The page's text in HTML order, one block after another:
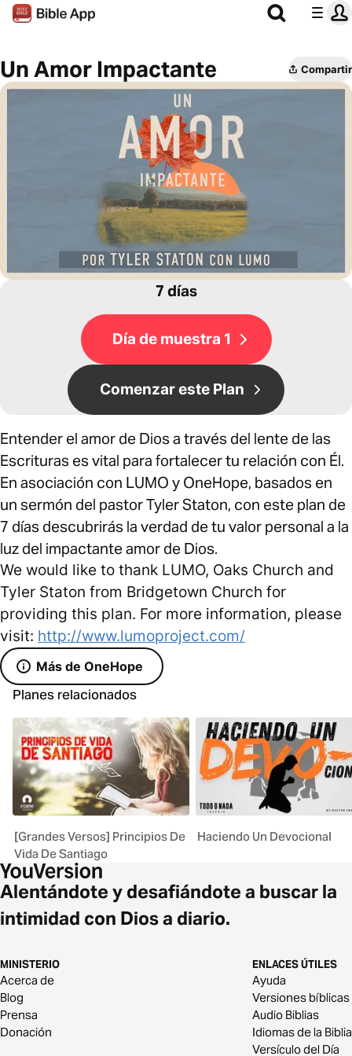
Un Amor Impactante Compartir
7 días
Día de muestra 1
Comenzar este Plan
Entender el amor de Dios a través del lente de las
Escrituras es vital para fortalecer tu relación con Él.
En asociación con LUMO y OneHope, basados en
un sermón del pastor Tyler Staton, con este plan de
7 días descubrirás la verdad de tu valor personal a la
luz del impactante amor de Dios.
We would like to thank LUMO, Oaks Church and
Tyler Staton from Bridgetown Church for
providing this plan. For more information, please
visit: http://www.lumoproject.com/
Más de OneHope
Planes relacionados
[Grandes Versos] Principios De
Vida De Santiago
Haciendo Un Devocional
Alentándote y desafiándote a buscar la
intimidad con Dios a diario.
MINISTERIO
Acerca de
Blog
Prensa
Donación
ENLACES ÚTILES
Ayuda
Versiones bíblicas
Audio Biblias
Idiomas de la Biblia
Versículo del Día